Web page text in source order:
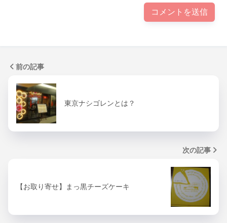
前の記事
東京ナシゴレンとは？
次の記事
【お取り寄せ】まっ黒チーズケーキ